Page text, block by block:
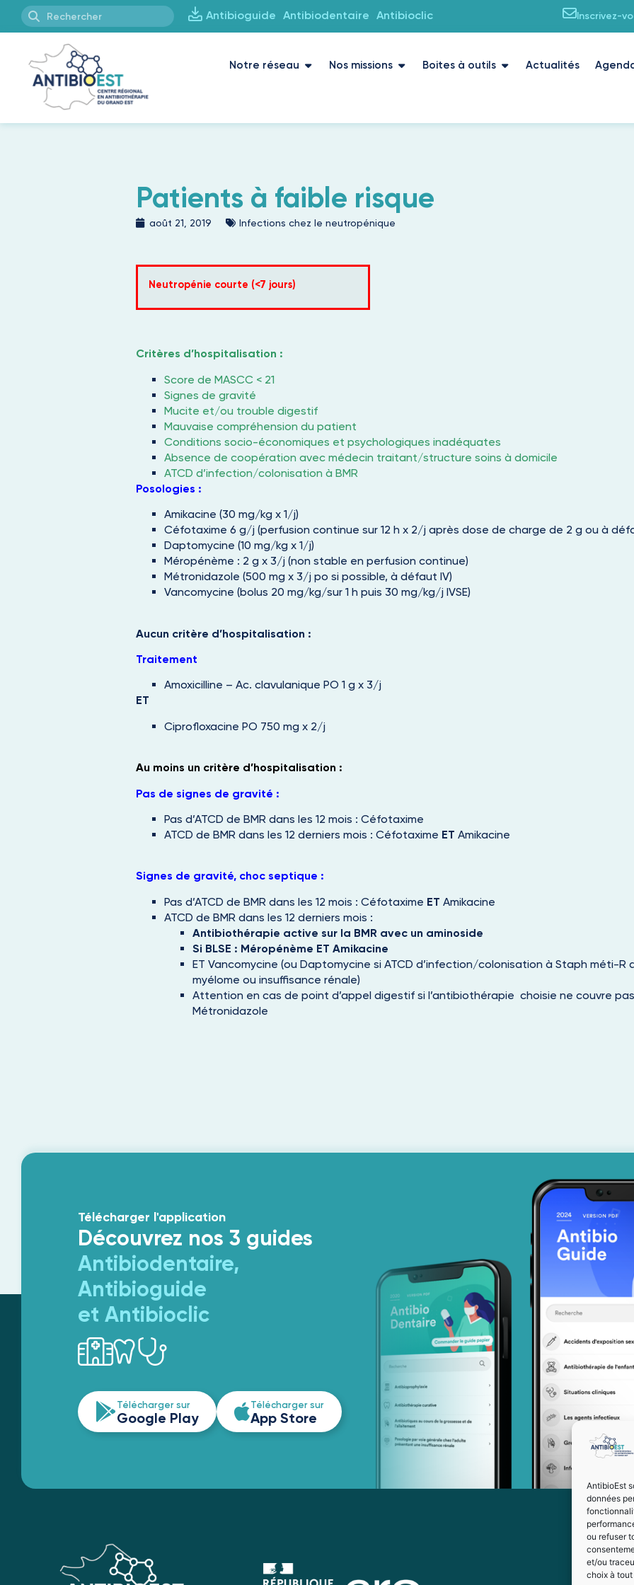
AntibioEst
données
ou refuser
et/ou
choix à
Antibioguide Antibiodentaire Antibioclic Inscrivez-
Notre réseau Nos missions Boites à outils Actualités
Patients à faible risque
août 21, 2019 Infections chez le neutropénique
Neutropénie courte (<7 jours)
Critères d’hospitalisation :
Score de MASCC < 21
Signes de gravité
Mucite et/ou trouble digestif
Mauvaise compréhension du patient
Conditions socio-économiques et psychologiques inadéquates
Absence de coopération avec médecin traitant/structure soins à domicile
ATCD d’infection/colonisation à BMR
Posologies :
Amikacine (30 mg/kg x 1/j)
Céfotaxime 6 g/j (perfusion continue sur 12 h x 2/j après dose de charge de 2 g ou à
Daptomycine (10 mg/kg x 1/j)
Méropénème : 2 g x 3/j (non stable en perfusion continue)
Métronidazole (500 mg x 3/j po si possible, à défaut IV)
Vancomycine (bolus 20 mg/kg/sur 1 h puis 30 mg/kg/j IVSE)
Aucun critère d’hospitalisation :
Traitement
Amoxicilline – Ac. clavulanique PO 1 g x 3/j
ET
Ciprofloxacine PO 750 mg x 2/j
Au moins un critère d’hospitalisation :
Pas de signes de gravité :
Pas d’ATCD de BMR dans les 12 mois : Céfotaxime
ATCD de BMR dans les 12 derniers mois : Céfotaxime ET Amikacine
Signes de gravité, choc septique :
Pas d’ATCD de BMR dans les 12 mois : Céfotaxime ET Amikacine
ATCD de BMR dans les 12 derniers mois :
Antibiothérapie active sur la BMR avec un aminoside
Si BLSE : Méropénème ET Amikacine
ET Vancomycine (ou Daptomycine si ATCD d’infection/colonisation à Staph méti-R
myélome ou insuffisance rénale)
Attention en cas de point d’appel digestif si l’antibiothérapie choisie ne couvre
Métronidazole
Télécharger l'application
Découvrez nos 3 guides
Antibiodentaire,
Antibioguide
et Antibioclic
Télécharger sur
Google Play
Télécharger sur
App Store